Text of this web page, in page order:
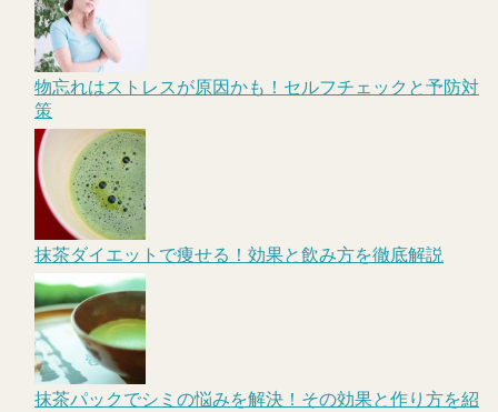
物忘れはストレスが原因かも！セルフチェックと予防対
策
抹茶ダイエットで痩せる！効果と飲み方を徹底解説
抹茶パックでシミの悩みを解決！その効果と作り方を紹